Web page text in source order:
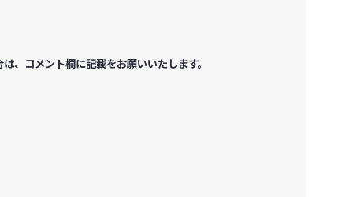
、コメント欄に記載をお願いいたします。